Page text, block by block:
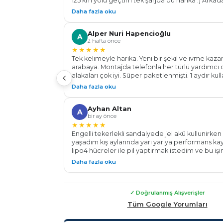
gözünüz kapalı bu firmaya güvenerek aracınızı
Teşekkür ederim.. Başarılar diliyorum.
Daha fazla oku
A Alper Nuri Hapencioğlu
2 hafta önce
★★★★★
Tek kelimeyle harika. Yeni bir şekil ve ivme
arabaya. Montajda telefonla her türlü yardımcı
alakaları çok iyi. Süper paketlenmişti. 1 aydır
aracın km' de artış oldu 106 km yaptım daha %20
aracınızdaki değişimi göreceksiniz. Teşekkürler
Energy...
Daha fazla oku
A Ayhan Altan
bir ay önce
★★★★★
Engelli tekerlekli sandalyede jel akü kullunirken
yaşadım kış aylarında yarı yarıya performans
lipo4 hücreler ile pil yaptırmak istedim ve bu
dekar energy ile tanıştım 24v 100 a pil yaparak
ederim Güvenle malının arkasında duran bir
çekinmeden alış veriş yapabilirsiniz
Daha fazla oku
✓ Doğrulanmış Alışverişler
Tüm Google Yorumları